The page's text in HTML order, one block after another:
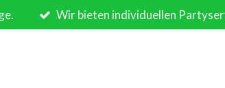
Wir bieten individuellen